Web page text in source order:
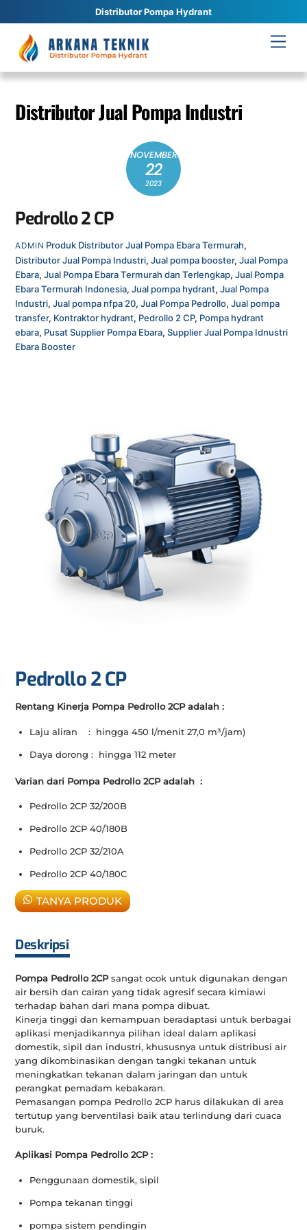
Distributor Pompa Hydrant
content
Distributor Jual Pompa Industri
NOVEMBER
22
2023
Pedrollo 2 CP
ADMIN Produk Distributor Jual Pompa Ebara Termurah,
Distributor Jual Pompa Industri,Jual pompa booster,Jual Pompa
Ebara,Jual Pompa Ebara Termurah dan Terlengkap,Jual Pompa
Ebara Termurah Indonesia,Jual pompa hydrant,Jual Pompa
Industri,Jual pompa nfpa 20,Jual Pompa Pedrollo,Jual pompa
transfer, Kontraktor hydrant, Pedrollo 2 CP, Pompa hydrant
ebara, Pusat Supplier Pompa Ebara,Supplier Jual Pompa Idnustri
Ebara Booster
Pedrollo 2 CP
Rentang Kinerja Pompa Pedrollo 2CP adalah :
Laju aliran : hingga 450 l/menit 27,0 m³/jam)
Daya dorong : hingga 112 meter
Varian dari Pompa Pedrollo 2CP adalah :
Pedrollo 2CP 32/200B
Pedrollo 2CP 40/180B
Pedrollo 2CP 32/210A
Pedrollo 2CP 40/180C
TANYA PRODUK
Deskripsi
Pompa Pedrollo 2CPsangat ocok untuk digunakan dengan
air bersih dan cairan yang tidak agresif secara kimiawi
terhadap bahan dari mana pompa dibuat.
Kinerja tinggi dan kemampuan beradaptasi untuk berbagai
aplikasi menjadikannya pilihan ideal dalam aplikasi
domestik, sipil dan industri, khususnya untuk distribusi air
yang dikombinasikan dengan tangki tekanan untuk
meningkatkan tekanan dalam jaringan dan untuk
perangkat pemadam kebakaran.
Pemasangan pompa Pedrollo 2CP harus dilakukan di area
tertutup yang berventilasi baik atau terlindung dari cuaca
buruk.
Aplikasi Pompa Pedrollo 2CP :
Penggunaan domestik, sipil
Pompa tekanan tinggi
pompa sistem pendingin